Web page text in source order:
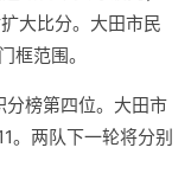
大比分。大田市民
框范围。
榜第四位。大田市
。两队下一轮将分别